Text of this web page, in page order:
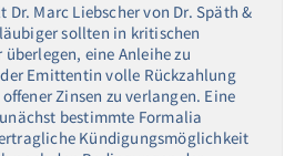
Dr. Marc Liebscher von Dr. Späth &
sollten in kritischen
eine Anleihe zu
Emittentin volle Rückzahlung
Zinsen zu verlangen. Eine
bestimmte Formalia
Kündigungsmöglichkeit